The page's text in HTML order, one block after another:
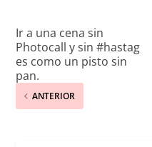
Ir a una cena sin
Photocall y sin #hastag
es como un pisto sin
pan.
ANTERIOR